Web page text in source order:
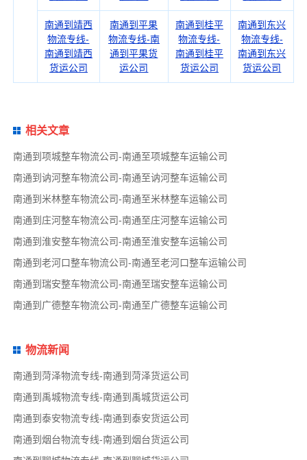
南通到靖西
物流专线-
南通到靖西
货运公司
南通到平果
物流专线-南
通到平果货
运公司
南通到桂平
物流专线-
南通到桂平
货运公司
南通到东兴
物流专线-
南通到东兴
货运公司
相关文章
南通到项城整车物流公司-南通至项城整车运输公司
南通到讷河整车物流公司-南通至讷河整车运输公司
南通到米林整车物流公司-南通至米林整车运输公司
南通到庄河整车物流公司-南通至庄河整车运输公司
南通到淮安整车物流公司-南通至淮安整车运输公司
南通到老河口整车物流公司-南通至老河口整车运输公司
南通到瑞安整车物流公司-南通至瑞安整车运输公司
南通到广德整车物流公司-南通至广德整车运输公司
物流新闻
南通到菏泽物流专线-南通到菏泽货运公司
南通到禹城物流专线-南通到禹城货运公司
南通到泰安物流专线-南通到泰安货运公司
南通到烟台物流专线-南通到烟台货运公司